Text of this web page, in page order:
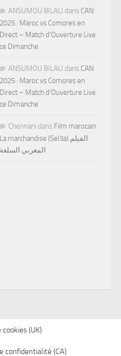
ANSUMOU BILALI dans CAN
2025 : Maroc vs Comores en
Direct – Match d’Ouverture Live
ce Dimanche
ANSUMOU BILALI dans CAN
2025 : Maroc vs Comores en
Direct – Match d’Ouverture Live
ce Dimanche
Chennani dans Film marocain
La marchandise (Sel3a) الفيلم
المغربي السلعة
(UK)
confidentialité (CA)